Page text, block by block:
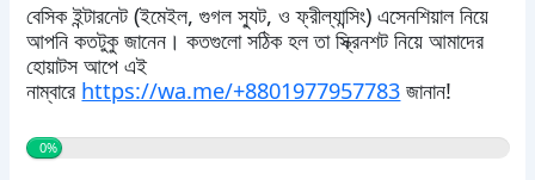
বেসিক ইন্টারনেট (ইমেইল, গুগল স্যুট, ও ফ্রীল্যান্সিং) এসেনশিয়াল নিয়ে
আপনি কতটুকু জানেন। কতগুলো সঠিক হল তা স্ক্রিনশট নিয়ে আমাদের
হোয়াটস আপে এই
নাম্বারে https://wa.me/+8801977957783 জানান!
0%